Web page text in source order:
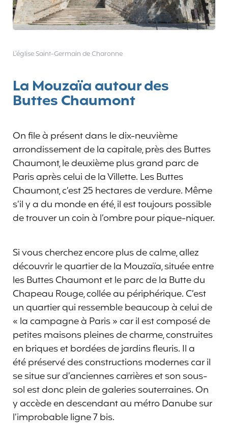
L’église Saint-Germain de Charonne
La Mouzaïa autour des
Buttes Chaumont
On file à présent dans le dix-neuvième
arrondissement de la capitale, près des Buttes
Chaumont, le deuxième plus grand parc de
Paris après celui de la Villette. Les Buttes
Chaumont, c’est 25 hectares de verdure. Même
s’il y a du monde en été, il est toujours possible
de trouver un coin à l’ombre pour pique-niquer.
Si vous cherchez encore plus de calme, allez
découvrir le quartier de la Mouzaïa, située entre
les Buttes Chaumont et le parc de la Butte du
Chapeau Rouge, collée au périphérique. C’est
un quartier qui ressemble beaucoup à celui de
« la campagne à Paris » car il est composé de
petites maisons pleines de charme, construites
en briques et bordées de jardins fleuris. Il a
été préservé des constructions modernes car il
se situe sur d’anciennes carrières et son sous-
sol est donc plein de galeries souterraines. On
y accède en descendant au métro Danube sur
l’improbable ligne 7 bis.